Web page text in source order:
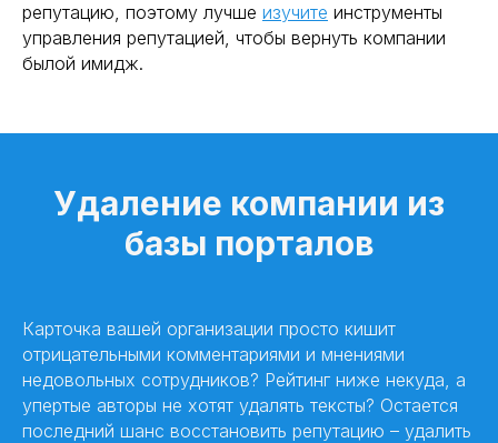
репутацию, поэтому лучше изучите инструменты
управления репутацией, чтобы вернуть компании
былой имидж.
Удаление компании из
базы порталов
Карточка вашей организации просто кишит
отрицательными комментариями и мнениями
недовольных сотрудников? Рейтинг ниже некуда, а
упертые авторы не хотят удалять тексты? Остается
последний шанс восстановить репутацию – удалить